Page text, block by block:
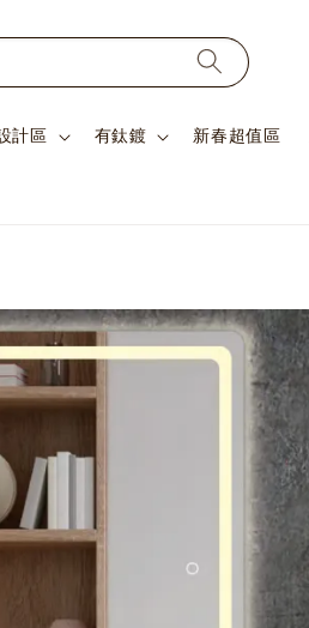
計區 有鈦鍍 新春超值區